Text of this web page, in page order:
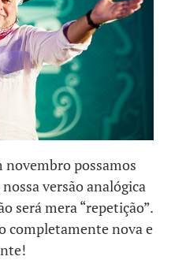
novembro possamos
versão analógica
será mera “repetição”.
completamente nova e